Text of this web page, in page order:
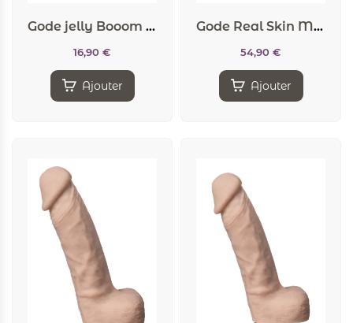
Gode jelly Booom – Wooomy
16,90 €
Ajouter
Gode Real Skin Model 1 flesh 17,8 cm – SilexD
54,90 €
Ajouter